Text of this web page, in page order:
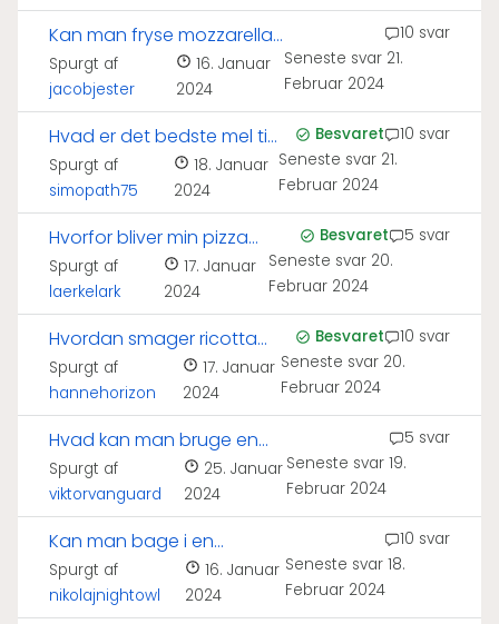
Kan man fryse mozzarella
ost i lage?
Spurgt af
jacobjester
16. Januar
2024
10 svar
Seneste svar 21.
Februar 2024
Hvad er det bedste mel til
pizza?
Spurgt af
simopath75
18. Januar
2024
Besvaret
10 svar
Seneste svar 21.
Februar 2024
Hvorfor bliver min pizza
våd?
Spurgt af
laerkelark
17. Januar
2024
Besvaret
5 svar
Seneste svar 20.
Februar 2024
Hvordan smager ricotta
ost?
Spurgt af
hannehorizon
17. Januar
2024
Besvaret
10 svar
Seneste svar 20.
Februar 2024
Hvad kan man bruge en
pizzaovn til?
Spurgt af
viktorvanguard
25. Januar
2024
5 svar
Seneste svar19.
Februar 2024
Kan man bage i en
pizzaovn?
Spurgt af
nikolajnightowl
16. Januar
2024
10 svar
Seneste svar 18.
Februar 2024